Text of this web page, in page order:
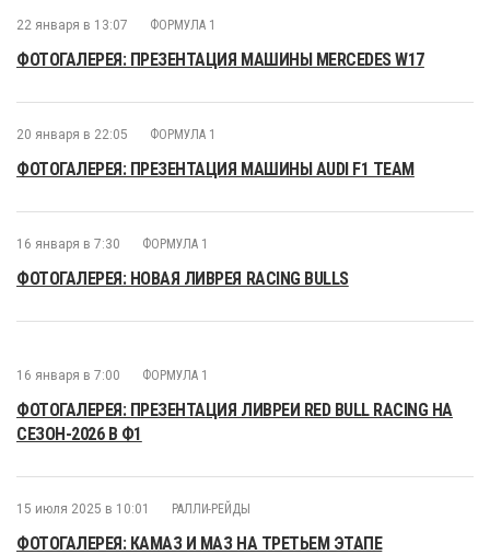
22 января в 13:07 ФОРМУЛА 1
ФОТОГАЛЕРЕЯ: ПРЕЗЕНТАЦИЯ МАШИНЫ MERCEDES W17
20 января в 22:05 ФОРМУЛА 1
ФОТОГАЛЕРЕЯ: ПРЕЗЕНТАЦИЯ МАШИНЫ AUDI F1 TEAM
16 января в 7:30 ФОРМУЛА 1
ФОТОГАЛЕРЕЯ: НОВАЯ ЛИВРЕЯ RACING BULLS
16 января в 7:00 ФОРМУЛА 1
ФОТОГАЛЕРЕЯ: ПРЕЗЕНТАЦИЯ ЛИВРЕИ RED BULL RACING НА
СЕЗОН-2026 В Ф1
15 июля 2025 в 10:01 РАЛЛИ-РЕЙДЫ
ФОТОГАЛЕРЕЯ: КАМАЗ И МАЗ НА ТРЕТЬЕМ ЭТАПЕ